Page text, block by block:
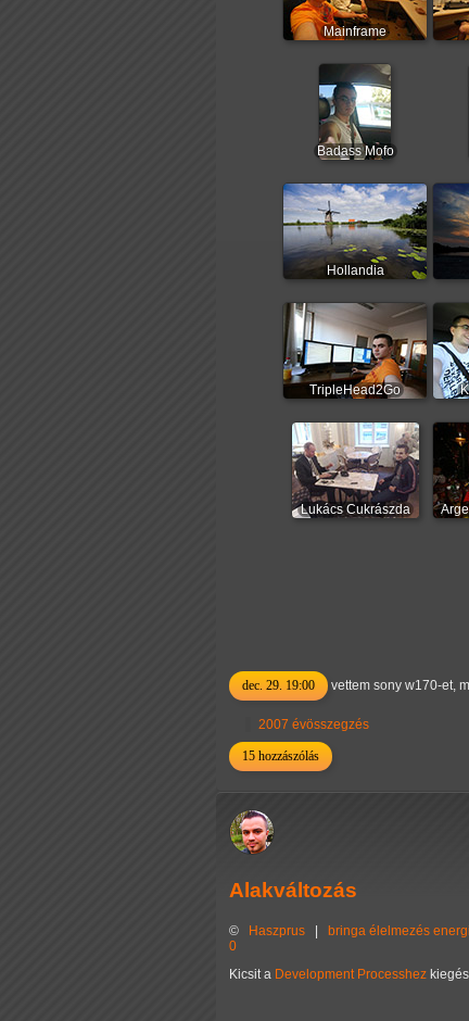
Mainframe
Badass Mofo
Hollandia
TripleHead2Go
Lukács Cukrászda
dec. 29. 19:00 vettem sony w170-et,
2007 évösszegzés
15 hozzászólás
Alakváltozás
© Haszprus | bringa élelmezés
0
Kicsit a Development Processhez